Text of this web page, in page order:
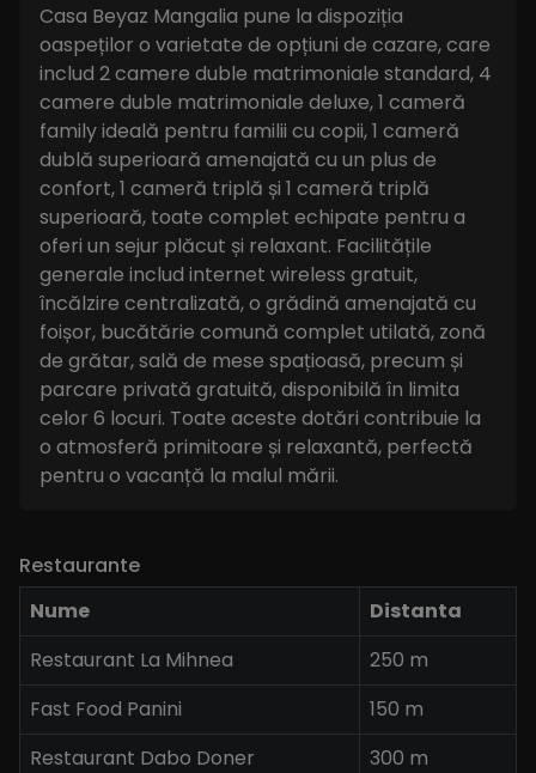
Casa Beyaz Mangalia pune la dispoziția
oaspeților o varietate de opțiuni de cazare, care
includ 2 camere duble matrimoniale standard, 4
camere duble matrimoniale deluxe, 1 cameră
family ideală pentru familii cu copii, 1 cameră
dublă superioară amenajată cu un plus de
confort, 1 cameră triplă și 1 cameră triplă
superioară, toate complet echipate pentru a
oferi un sejur plăcut și relaxant. Facilitățile
generale includ internet wireless gratuit,
încălzire centralizată, o grădină amenajată cu
foișor, bucătărie comună complet utilată, zonă
de grătar, sală de mese spațioasă, precum și
parcare privată gratuită, disponibilă în limita
celor 6 locuri. Toate aceste dotări contribuie la
o atmosferă primitoare și relaxantă, perfectă
pentru o vacanță la malul mării.
Restaurante
Nume
Distanta
Restaurant La Mihnea
250 m
Fast Food Panini
150 m
Restaurant Dabo Doner
300 m